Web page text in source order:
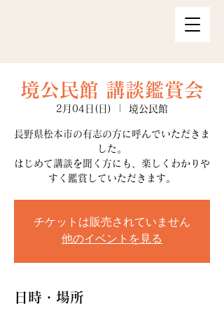
境公民館 講談鑑賞会
2月04日(日) 境公民館
長野県松本市の有志の方に呼んでいただきま
した。
はじめて講談を聞く方にも、楽しくわかりや
すく鑑賞していただきます。
チケットは販売されていません
他のイベントを見る
日時・場所